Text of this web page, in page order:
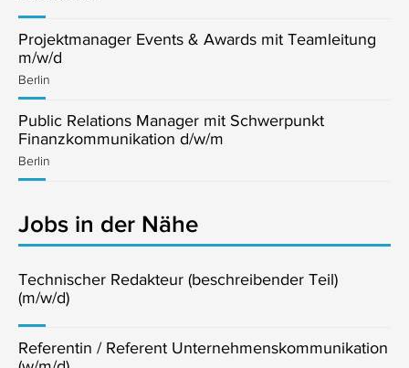
Projektmanager Events & Awards mit Teamleitung
m/w/d
Berlin
Public Relations Manager mit Schwerpunkt
Finanzkommunikation d/w/m
Berlin
Jobs in der Nähe
Technischer Redakteur (beschreibender Teil)
(m/w/d)
Referentin / Referent Unternehmenskommunikation